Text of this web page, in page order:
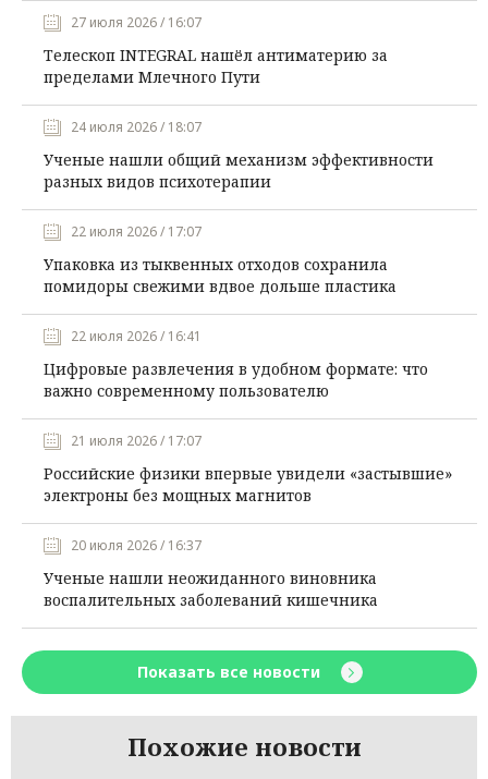
27 июля 2026 / 16:07
Телескоп INTEGRAL нашёл антиматерию за
пределами Млечного Пути
24 июля 2026 / 18:07
Ученые нашли общий механизм эффективности
разных видов психотерапии
22 июля 2026 / 17:07
Упаковка из тыквенных отходов сохранила
помидоры свежими вдвое дольше пластика
22 июля 2026 / 16:41
Цифровые развлечения в удобном формате: что
важно современному пользователю
21 июля 2026 / 17:07
Российские физики впервые увидели «застывшие»
электроны без мощных магнитов
20 июля 2026 / 16:37
Ученые нашли неожиданного виновника
воспалительных заболеваний кишечника
Показать все новости
Похожие новости